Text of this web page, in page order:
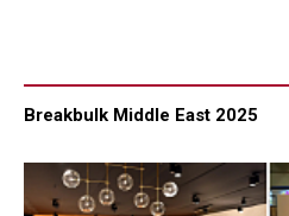
Breakbulk Middle East 2025